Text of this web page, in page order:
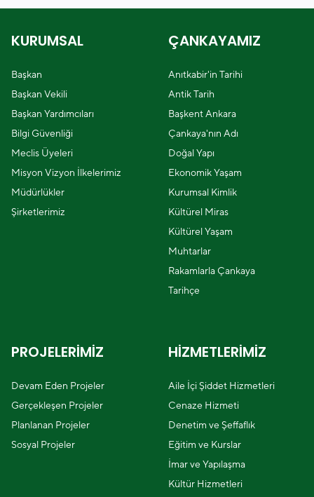
KURUMSAL
Başkan
Başkan Vekili
Başkan Yardımcıları
Bilgi Güvenliği
Meclis Üyeleri
Misyon Vizyon İlkelerimiz
Müdürlükler
Şirketlerimiz
ÇANKAYAMIZ
Anıtkabir'in Tarihi
Antik Tarih
Başkent Ankara
Çankaya'nın Adı
Doğal Yapı
Ekonomik Yaşam
Kurumsal Kimlik
Kültürel Miras
Kültürel Yaşam
Muhtarlar
Rakamlarla Çankaya
Tarihçe
PROJELERİMİZ
Devam Eden Projeler
Gerçekleşen Projeler
Planlanan Projeler
Sosyal Projeler
HİZMETLERİMİZ
Aile İçi Şiddet Hizmetleri
Cenaze Hizmeti
Denetim ve Şeffaflık
Eğitim ve Kurslar
İmar ve Yapılaşma
Kültür Hizmetleri